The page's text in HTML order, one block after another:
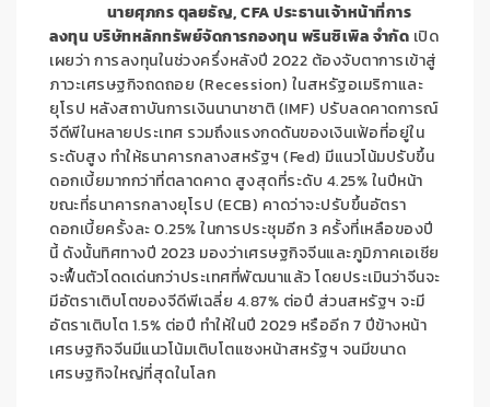
นายศุภกร ตุลยธัญ, CFAประธานเจ้าหน้าที่การ
ลงทุน บริษัทหลักทรัพย์จัดการกองทุน พรินซิเพิล จำกัด เปิด
เผยว่า การลงทุนในช่วงครึ่งหลังปี 2022 ต้องจับตาการเข้าสู่
ภาวะเศรษฐกิจถดถอย (Recession) ในสหรัฐอเมริกาและ
ยุโรป หลังสถาบันการเงินนานาชาติ (IMF) ปรับลดคาดการณ์
จีดีพีในหลายประเทศ รวมถึงแรงกดดันของเงินเฟ้อที่อยู่ใน
ระดับสูง ทำให้ธนาคารกลางสหรัฐฯ (Fed) มีแนวโน้มปรับขึ้น
ดอกเบี้ยมากกว่าที่ตลาดคาด สูงสุดที่ระดับ 4.25%ในปีหน้า
ขณะที่ธนาคารกลางยุโรป (ECB) คาดว่าจะปรับขึ้นอัตรา
ดอกเบี้ยครั้งละ0.25% ในการประชุมอีก3 ครั้งที่เหลือของปี
นี้ ดังนั้นทิศทางปี 2023 มองว่าเศรษฐกิจจีนและภูมิภาคเอเชีย
จะฟื้นตัวโดดเด่นกว่าประเทศที่พัฒนาแล้ว โดยประเมินว่าจีนจะ
มีอัตราเติบโตของจีดีพีเฉลี่ย 4.87% ต่อปี ส่วนสหรัฐฯ จะมี
อัตราเติบโต1.5% ต่อปี ทำให้ในปี 2029 หรืออีก7 ปีข้างหน้า
เศรษฐกิจจีนมีแนวโน้มเติบโตแซงหน้าสหรัฐฯ จนมีขนาด
เศรษฐกิจใหญ่ที่สุดในโลก